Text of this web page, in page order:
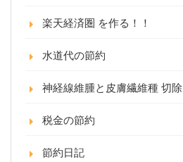
楽天経済圏 を作る！！
水道代の節約
神経線維腫と皮膚繊維種 切除
税金の節約
節約日記